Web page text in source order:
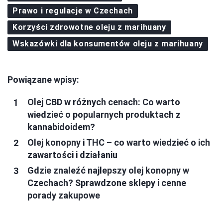
Prawo i regulacje w Czechach
Korzyści zdrowotne oleju z marihuany
Wskazówki dla konsumentów oleju z marihuany
Powiązane wpisy:
Olej CBD w różnych cenach: Co warto
wiedzieć o popularnych produktach z
kannabidoidem?
Olej konopny i THC – co warto wiedzieć o ich
zawartości i działaniu
Gdzie znaleźć najlepszy olej konopny w
Czechach? Sprawdzone sklepy i cenne
porady zakupowe